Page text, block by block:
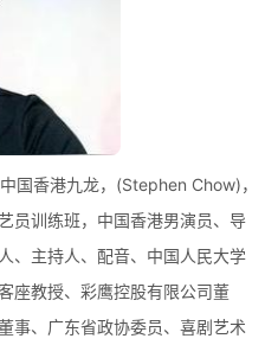
国香港九龙，(Stephen Chow)，
员训练班，中国香港男演员、导
、主持人、配音、中国人民大学
座教授、彩鹰控股有限公司董
事、广东省政协委员、喜剧艺术